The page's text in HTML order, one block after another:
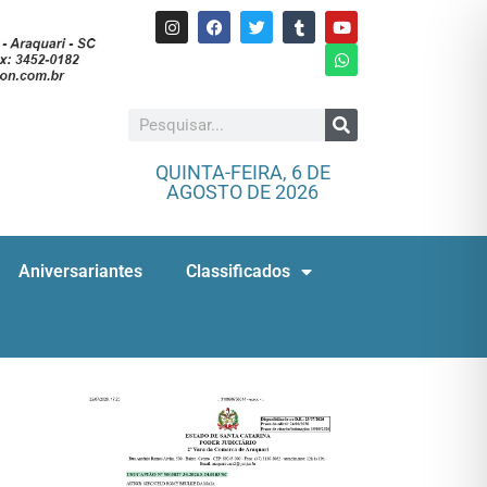
QUINTA-FEIRA, 6 DE
AGOSTO DE 2026
Aniversariantes Classificados